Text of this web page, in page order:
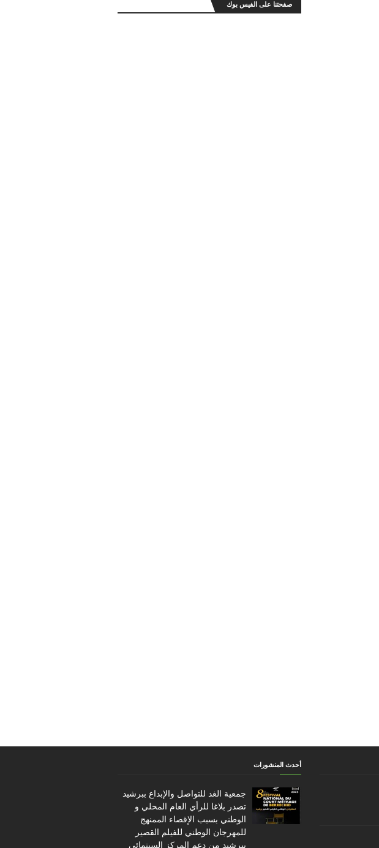
صفحتنا على الفيس بوك
أحدث المنشورات
جمعية الغد للتواصل والإبداع ببرشيد
تصدر بلاغا للرأي العام المحلي و
الوطني بسبب الإقصاء الممنهج
للمهرجان الوطني للفيلم القصير
ببرشيد من دعم المركز السينمائي